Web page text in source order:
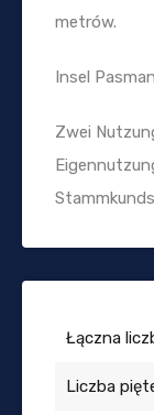
metrów.
Insel
Zwei
Łączna
Liczba